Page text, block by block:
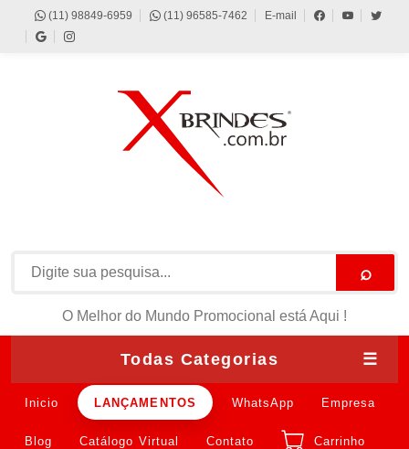
(11) 98849-6959 (11) 96585-7462 E-mail
⌕
O Melhor do Mundo Promocional está Aqui !
Todas Categorias ☰
Inicio LANÇAMENTOS WhatsApp Empresa
Blog Catálogo Virtual Contato Carrinho